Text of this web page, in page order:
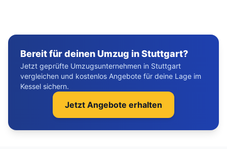
Bereit für deinen Umzug in Stuttgart?
Jetzt geprüfte Umzugsunternehmen in Stuttgart
vergleichen und kostenlos Angebote für deine Lage im
Kessel sichern.
Jetzt Angebote erhalten